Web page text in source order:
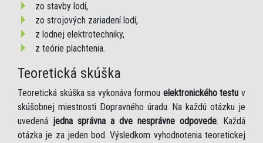
zo stavby lodí,
zo strojových zariadení lodí,
z lodnej elektrotechniky,
z teórie plachtenia.
Teoretická skúška
Teoretická skúška sa vykonáva formou elektronického testu v
skúšobnej miestnosti Dopravného úradu. Na každú otázku je
uvedená jedna správna a dve nesprávne odpovede. Každá
otázka je za jeden bod. Výsledkom vyhodnotenia teoretickej